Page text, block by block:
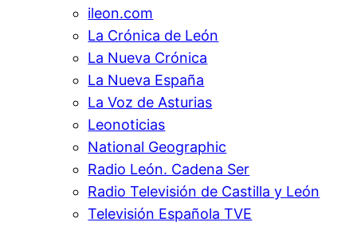
ileon.com
La Crónica de León
La Nueva Crónica
La Nueva España
La Voz de Asturias
Leonoticias
National Geographic
Radio León. Cadena Ser
Radio Televisión de Castilla y León
Televisión Española TVE